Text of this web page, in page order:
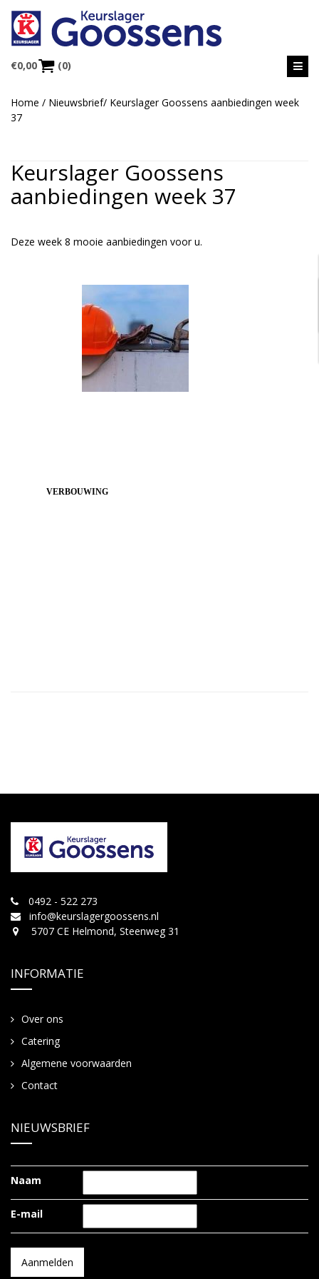
€0,00 (0)
Home / Nieuwsbrief/ Keurslager Goossens aanbiedingen week
37
Keurslager Goossens
aanbiedingen week 37
Deze week 8 mooie aanbiedingen voor u.
VERBOUWING
0492 - 522 273
info@keurslagergoossens.nl
5707 CE Helmond, Steenweg 31
INFORMATIE
Over ons
Catering
Algemene voorwaarden
Contact
NIEUWSBRIEF
Naam
E-mail